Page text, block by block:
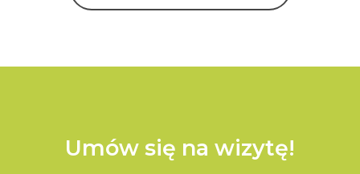
Umów się na wizytę!